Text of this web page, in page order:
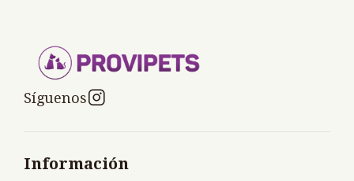
Síguenos
Información